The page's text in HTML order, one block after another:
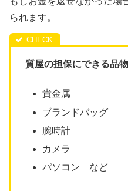
られます。
質屋の担保にできる品物
貴金属
ブランドバッグ
腕時計
カメラ
パソコン など